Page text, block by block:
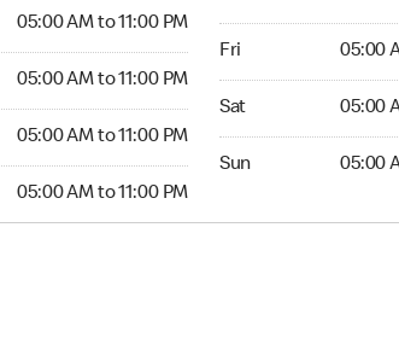
05:00 AM to 11:00 PM
05:00 AM to 11:00 PM
05:00 AM to 11:00 PM
05:00 AM to 11:00 PM
Fri 05:00
Sat 05:00
Sun 05:00